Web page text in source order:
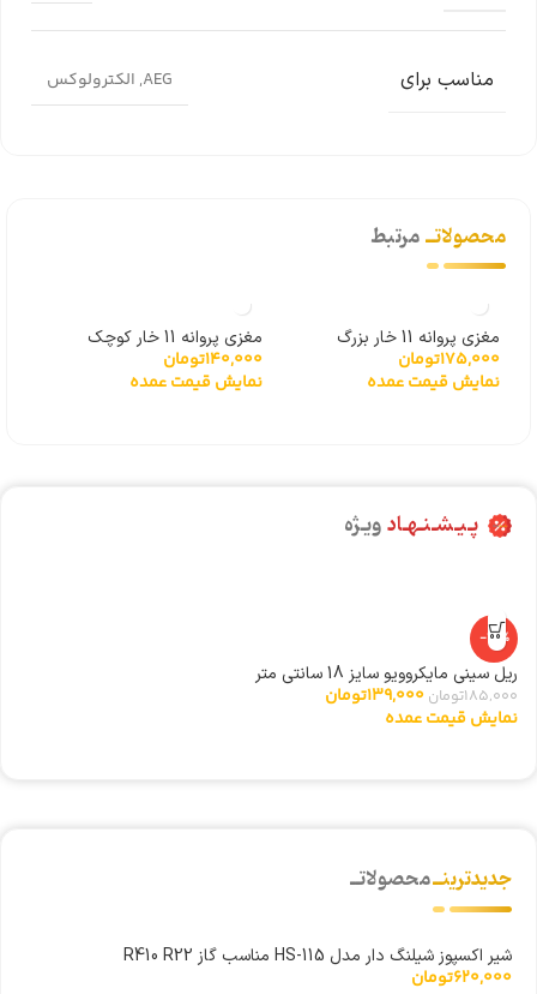
مناسب برای AEG
, الکترولوکس
محصولاتــمرتبط
مغزی پروانه 11 خار بزرگ
175,000تومان
نمایش قیمت عمده
مغزی پروانه 11 خار کوچک
140,000تومان
نمایش قیمت عمده
پـیـشـنـهـادویـژه
-25%
ریل سینی مایکروویو سایز 18 سانتی متر
185,000تومان 139,000تومان
نمایش قیمت عمده
جدیدترینــمحصولاتــ
شیر اکسپوز شیلنگ دار مدل HS-115 مناسب گاز R410 R22
620,000تومان